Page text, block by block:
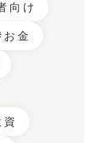
向け
お金